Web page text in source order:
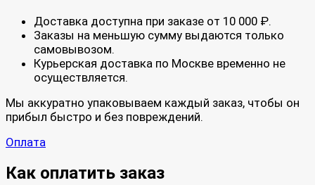
Доставка доступна при заказе от 10 000 ₽.
Заказы на меньшую сумму выдаются только
самовывозом.
Курьерская доставка по Москве временно не
осуществляется.
Мы аккуратно упаковываем каждый заказ, чтобы он
прибыл быстро и без повреждений.
Оплата
Как оплатить заказ